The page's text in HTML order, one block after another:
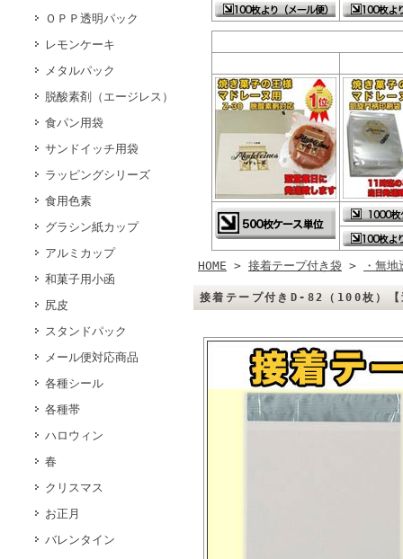
ＯＰＰ透明パック
レモンケーキ
メタルパック
脱酸素剤（エージレス）
食パン用袋
サンドイッチ用袋
ラッピングシリーズ
食用色素
グラシン紙カップ
アルミカップ
和菓子用小函
尻皮
スタンドパック
メール便対応商品
各種シール
各種帯
ハロウィン
春
クリスマス
お正月
バレンタイン
HOME > 接着テープ付き袋 > ・無
接着テープ付きD-82（100枚）【